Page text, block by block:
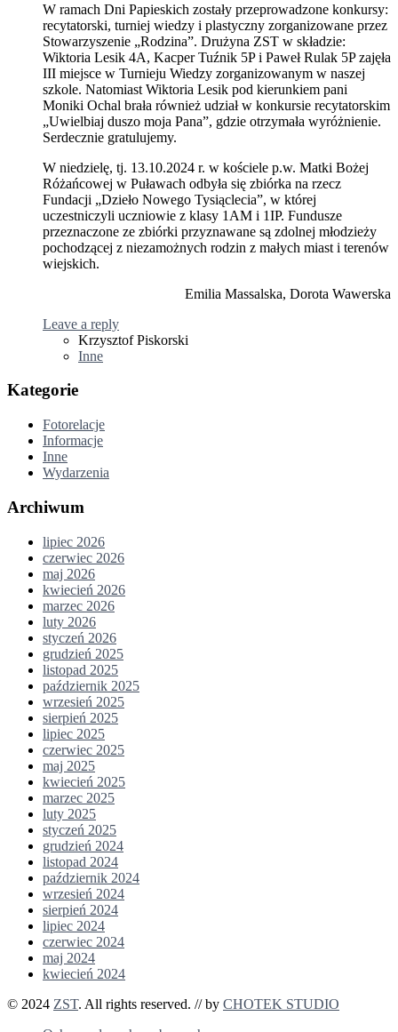
W ramach Dni Papieskich zostały przeprowadzone konkursy:
recytatorski, turniej wiedzy i plastyczny zorganizowane przez
Stowarzyszenie „Rodzina”. Drużyna ZST w składzie:
Wiktoria Lesik 4A, Kacper Tuźnik 5P i Paweł Rulak 5P zajęła
III miejsce w Turnieju Wiedzy zorganizowanym w naszej
szkole. Natomiast Wiktoria Lesik pod kierunkiem pani
Moniki Ochal brała również udział w konkursie recytatorskim
„Uwielbiaj duszo moja Pana”, gdzie otrzymała wyróżnienie.
Serdecznie gratulujemy.
W niedzielę, tj. 13.10.2024 r. w kościele p.w. Matki Bożej
Różańcowej w Puławach odbyła się zbiórka na rzecz
Fundacji „Dzieło Nowego Tysiąclecia”, w której
uczestniczyli uczniowie z klasy 1AM i 1IP. Fundusze
przeznaczone ze zbiórki przyznawane są zdolnej młodzieży
pochodzącej z niezamożnych rodzin z małych miast i terenów
wiejskich.
Emilia Massalska, Dorota Wawerska
Leave a reply
Krzysztof Piskorski
Inne
Kategorie
Fotorelacje
Informacje
Inne
Wydarzenia
Archiwum
lipiec 2026
czerwiec 2026
maj 2026
kwiecień 2026
marzec 2026
luty 2026
styczeń 2026
grudzień 2025
listopad 2025
październik 2025
wrzesień 2025
sierpień 2025
lipiec 2025
czerwiec 2025
maj 2025
kwiecień 2025
marzec 2025
luty 2025
styczeń 2025
grudzień 2024
listopad 2024
październik 2024
wrzesień 2024
sierpień 2024
lipiec 2024
czerwiec 2024
maj 2024
kwiecień 2024
© 2024 ZST. All rights reserved. // by CHOTEK STUDIO